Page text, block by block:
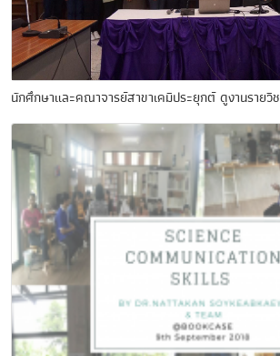
นักศึกษาและคณาจารย์สาขาเคมีประยุกต์ ดูงานราย